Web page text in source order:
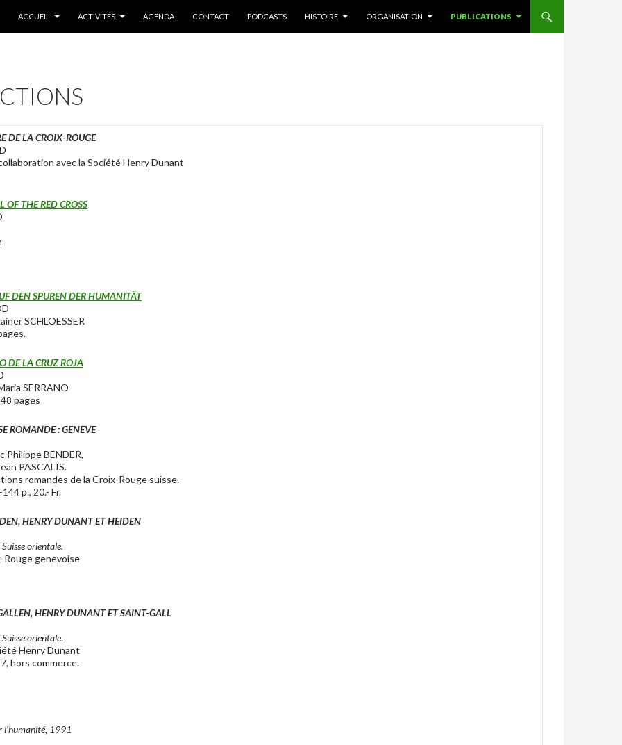
ACCUEIL
ACTIVITÉS AGENDA CONTACT PODCASTS HISTOIRE ORGANISATION PUBLICATIONS
DE LA CROIX-ROUGE
avec la Société Henry Dunant
THE RED CROSS
DEN SPUREN DER HUMANITÄT
SCHLOESSER
DE LA CRUZ ROJA
SERRANO
pages
ROMANDE : GENÈVE
Philippe BENDER,
PASCALIS.
romandes de la Croix-Rouge suisse.
p., 20.- Fr.
HENRY DUNANT ET HEIDEN
orientale.
Rouge genevoise
HENRY DUNANT ET SAINT-GALL
orientale.
Henry Dunant
hors commerce.
l’humanité, 1991